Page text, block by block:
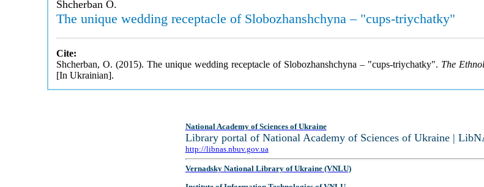
Shcherban O.
The unique wedding receptacle of Slobozhanshchyna – "cups-triychatky"
Cite:
Shcherban, O. (2015). The unique wedding receptacle of Slobozhanshchyna – "cups-triychatky". The
[In Ukrainian].
National Academy of Sciences of Ukraine
Library portal of National Academy of Sciences of Ukraine |
http://libnas.nbuv.gov.ua
Vernadsky National Library of Ukraine (VNLU)